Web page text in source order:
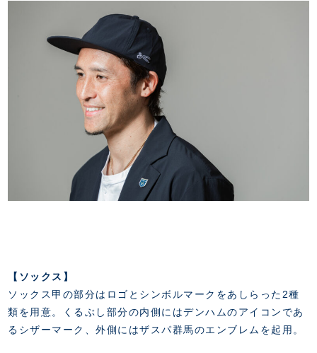
【ソックス】
ソックス甲の部分はロゴとシンボルマークをあしらった2種
類を用意。くるぶし部分の内側にはデンハムのアイコンであ
るシザーマーク、外側にはザスパ群馬のエンブレムを起用。